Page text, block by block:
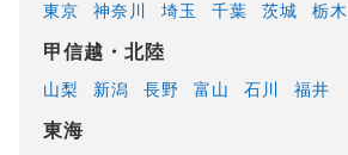
東京 神奈川 埼玉 千葉 茨城 栃木
甲信越・北陸
山梨 新潟 長野 富山 石川 福井
東海